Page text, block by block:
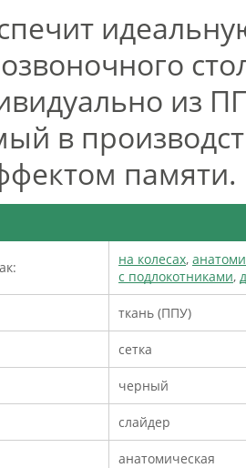
из
в
памяти.
на колесах,
с подлокотниками,
ткань (ППУ)
сетка
черный
слайдер
анатомическая